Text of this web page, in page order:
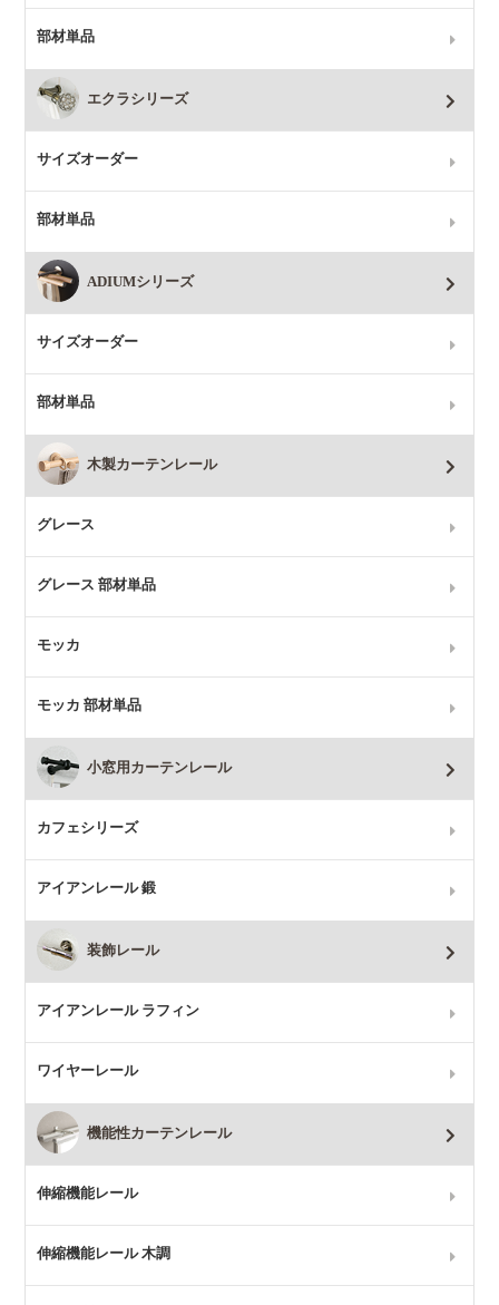
部材単品
エクラシリーズ
サイズオーダー
部材単品
ADIUMシリーズ
サイズオーダー
部材単品
木製カーテンレール
グレース
グレース 部材単品
モッカ
モッカ 部材単品
小窓用カーテンレール
カフェシリーズ
アイアンレール 鍛
装飾レール
アイアンレール ラフィン
ワイヤーレール
機能性カーテンレール
伸縮機能レール
伸縮機能レール 木調